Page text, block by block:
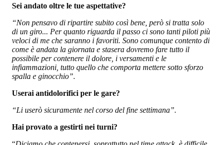
Sei andato oltre le tue aspettative?
“Non pensavo di ripartire subito così bene, però si tratta solo
di un giro... Per quanto riguarda il passo ci sono tanti piloti più
veloci di me che saranno i favoriti. Sono comunque contento di
come è andata la giornata e stasera dovremo fare tutto il
possibile per contenere il dolore, i versamenti e le
infiammazioni, tutto quello che comporta mettere sotto sforzo
spalla e ginocchio”.
Userai antidolorifici per le gare?
“Li userò sicuramente nel corso del fine settimana”.
Hai provato a gestirti nei turni?